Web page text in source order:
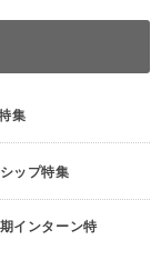
集
ップ特集
インターン特